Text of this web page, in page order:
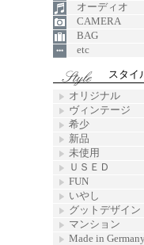
オーディオ
CAMERA
BAG
etc
スタイ
オリジナル
ヴィンテージ
希少
新品
未使用
ＵＳＥＤ
FUN
いやし
グットデザイン
マンション
Made in